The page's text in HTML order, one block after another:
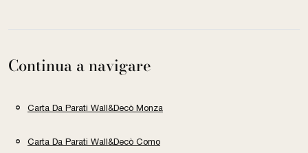
Continua a navigare
Carta Da Parati Wall&Decò Monza
Carta Da Parati Wall&Decò Como